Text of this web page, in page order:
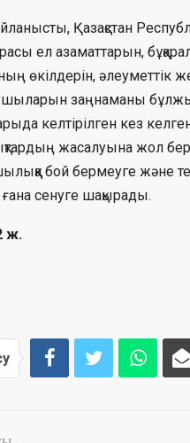
Қазақстан
ел азаматтарын,
өкілдерін, әлеуметтік
заңнаманы
келтірілген кез келген
жасалуына жол
бой бермеуге және
сенуге шақырады.
ж.